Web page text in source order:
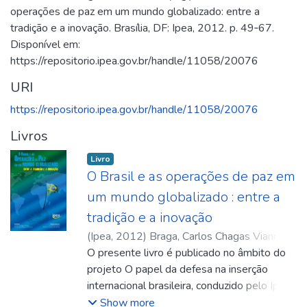
operações de paz em um mundo globalizado: entre a
tradição e a inovação. Brasília, DF: Ipea, 2012. p. 49‑67.
Disponível em:
https://repositorio.ipea.gov.br/handle/11058/20076
URI
https://repositorio.ipea.gov.br/handle/11058/20076
Livros
Livro
O Brasil e as operações de paz em
um mundo globalizado : entre a
tradição e a inovação
(Ipea, 2012) Braga, Carlos Chagas Vianna
Souza Neto, Danilo Marcondes de;Hamann,
Eduarda Passarelli;Nasser, Filipe;Colares,
Luciano da Silva;Stuenkel, Oliver ;Campos,
Paula Drumond Rangel
O presente livro é publicado no âmbito do
projeto O papel da defesa na inserção
internacional brasileira, conduzido pelo Ipea.
Discute o papel das operações de paz no
Show more